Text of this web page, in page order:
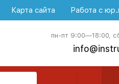
Карта сайта Работа с
пн-пт 9:00—18:00,